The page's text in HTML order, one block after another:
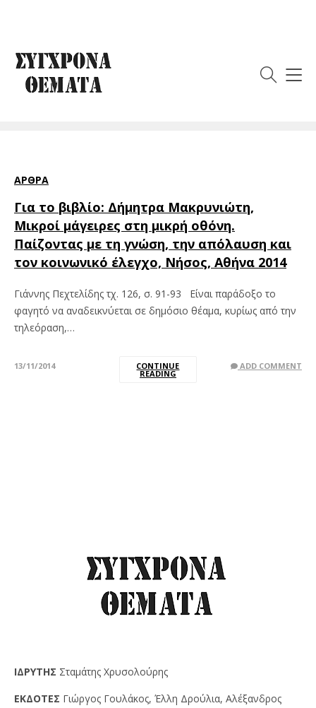
Πεχτελίδης
ΆΡΘΡΑ
Για το βιβλίο: Δήμητρα Μακρυνιώτη,
Μικροί μάγειρες στη μικρή οθόνη.
Παίζοντας με τη γνώση, την απόλαυση και
τον κοινωνικό έλεγχο, Νήσος, Αθήνα 2014
Γιάννης Πεχτελίδης τχ. 126, σ. 91-93 Είναι παράδοξο το
φαγητό να αναδεικνύεται σε δημόσιο θέαμα, κυρίως από την
τηλεόραση,…
13/11/2014 CONTINUE
READING
ADD COMMENT
IΔPYTHΣ Σταμάτης Χρυσολούρης
EKΔOTEΣ Γιώργος Γουλάκος, Έλλη Δρούλια, Αλέξανδρος